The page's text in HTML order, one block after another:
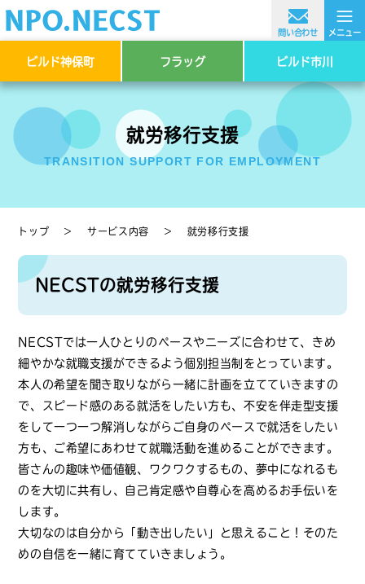
≡
メニュー
問い合わせ
ビルド神保町 フラッグ ビルド市川
就労移行支援
TRANSITION SUPPORT FOR EMPLOYMENT
トップ ＞サービス内容 ＞ 就労移行支援
NECSTの就労移行支援
NECSTでは一人ひとりのペースやニーズに合わせて、きめ
細やかな就職支援ができるよう個別担当制をとっています。
本人の希望を聞き取りながら一緒に計画を立てていきますの
で、スピード感のある就活をしたい方も、不安を伴走型支援
をして一つ一つ解消しながらご自身のペースで就活をしたい
方も、ご希望にあわせて就職活動を進めることができます。
皆さんの趣味や価値観、ワクワクするもの、夢中になれるも
のを大切に共有し、自己肯定感や自尊心を高めるお手伝いを
します。
大切なのは自分から「動き出したい」と思えること！そのた
めの自信を一緒に育てていきましょう。